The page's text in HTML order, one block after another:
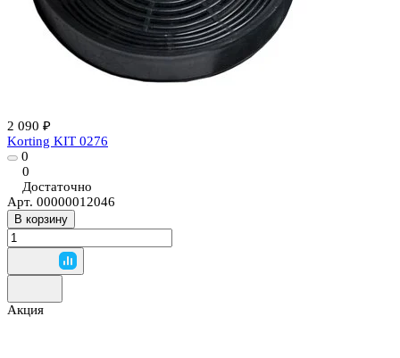
2 090 ₽
Korting KIT 0276
0
0
Достаточно
Арт. 00000012046
В корзину
Акция